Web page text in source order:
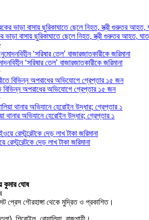
ভাড়া বাসায় ছুরিকাঘাতে ছেলে নিহত, স্ত্রী গুরুতর আহত,
‘সরিষার তেল’ বাজারজাতকারীকে জরিমানা
বিভিন্ন অপরাধের অভিযোগে গ্রেপ্তার ১৫ জন
থানার অভিযানে হেরোইন উদ্ধার; গ্রেপ্তার ১
রেস্টুরেন্টকে দেড় লাখ টাকা জরিমানা
কুমার ঘোষ
প্রেস গৌরহাঙ্গা থেকে মুদ্রিত ও প্রকাশিত।